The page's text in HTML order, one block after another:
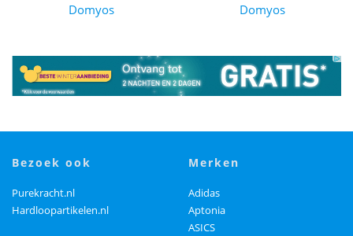
Domyos
Domyos
bezoek ook
Purekracht.nl
Hardloopartikelen.nl
merken
Adidas
Aptonia
ASICS